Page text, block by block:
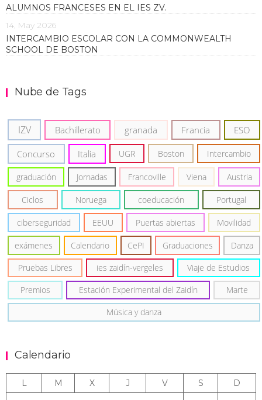
ALUMNOS FRANCESES EN EL IES ZV.
14, May 2026
INTERCAMBIO ESCOLAR CON LA COMMONWEALTH
SCHOOL DE BOSTON
Nube de Tags
IZV Bachillerato granada Francia ESO
Concurso Italia UGR Boston Intercambio
graduación Jornadas Francoville Viena Austria
Ciclos Noruega coeducación Portugal
ciberseguridad EEUU Puertas abiertas Movilidad
exámenes Calendario CePI Graduaciones Danza
Pruebas Libres ies zaidín-vergeles Viaje de Estudios
Premios Estación Experimental del Zaidín Marte
Música y danza
Calendario
L M X J V S
D